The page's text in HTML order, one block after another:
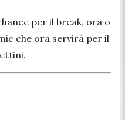
per il break, ora o
che ora servirà per il